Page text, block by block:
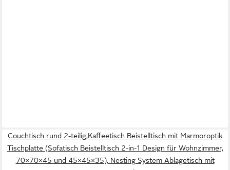
Couchtisch rund 2-teilig,Kaffeetisch Beistelltisch mit Marmoroptik
Tischplatte (Sofatisch Beistelltisch 2-in-1 Design für Wohnzimmer,
70×70×45 und 45×45×35), Nesting System Ablagetisch mit